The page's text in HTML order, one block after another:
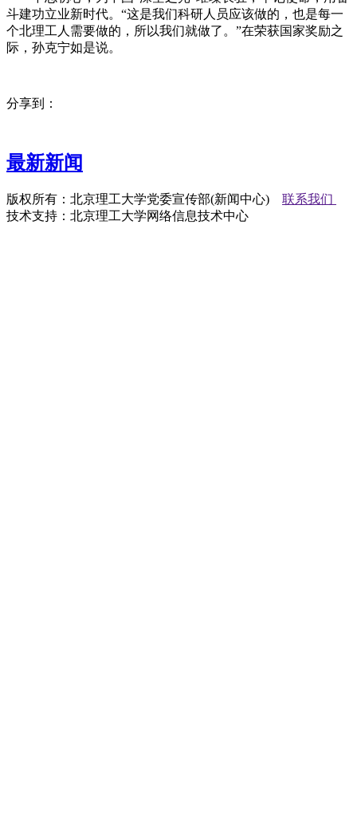
斗建功立业新时代。“这是我们科研人员应该做的，也是每一
个北理工人需要做的，所以我们就做了。”在荣获国家奖励之
际，孙克宁如是说。
分享到：
最新新闻
版权所有：北京理工大学党委宣传部(新闻中心) 联系我们
技术支持：北京理工大学网络信息技术中心